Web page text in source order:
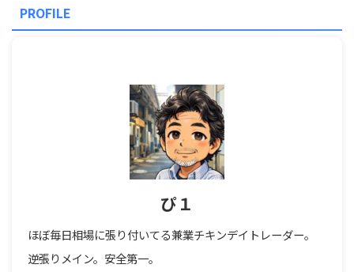
PROFILE
ぴ１
ほぼ毎日相場に張り付いてる兼業チキンデイトレーダー。
逆張りメイン。安全第一。